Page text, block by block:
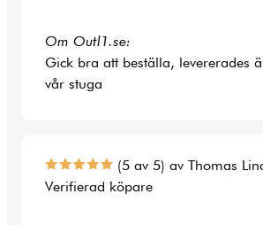
Om Outl1.se:
Gick bra att beställa, levererades
vår stuga
(5 av 5) av Thomas
Verifierad köpare